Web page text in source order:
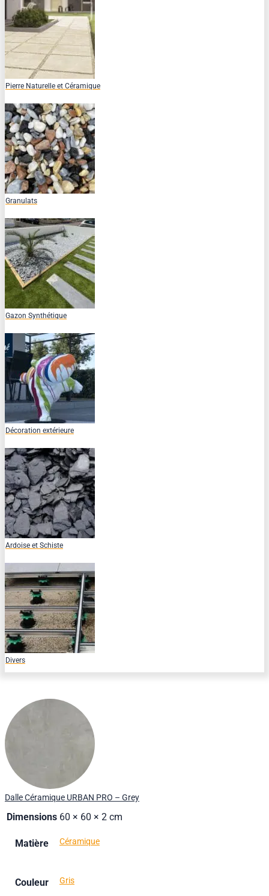
Pierre Naturelle et Céramique
Granulats
Gazon Synthétique
Décoration extérieure
Ardoise et Schiste
Divers
Dalle Céramique URBAN PRO – Grey
Dimensions 60 × 60 × 2 cm
Matière Céramique
Couleur Gris